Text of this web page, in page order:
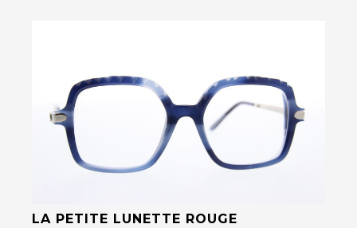
LA PETITE LUNETTE ROUGE